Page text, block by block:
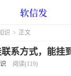
识 > 正文
系方式，能挂
阅读(119)